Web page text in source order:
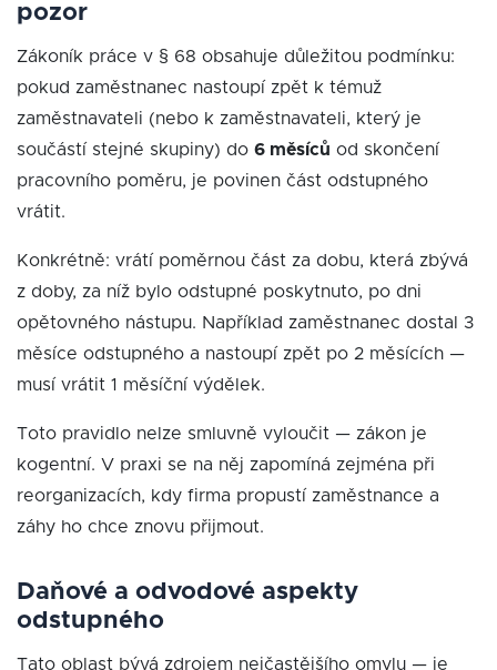
pozor
Zákoník práce v § 68 obsahuje důležitou podmínku:
pokud zaměstnanec nastoupí zpět k témuž
zaměstnavateli (nebo k zaměstnavateli, který je
součástí stejné skupiny) do 6 měsíců od skončení
pracovního poměru, je povinen část odstupného
vrátit.
Konkrétně: vrátí poměrnou část za dobu, která zbývá
z doby, za níž bylo odstupné poskytnuto, po dni
opětovného nástupu. Například zaměstnanec dostal 3
měsíce odstupného a nastoupí zpět po 2 měsících —
musí vrátit 1 měsíční výdělek.
Toto pravidlo nelze smluvně vyloučit — zákon je
kogentní. V praxi se na něj zapomíná zejména při
reorganizacích, kdy firma propustí zaměstnance a
záhy ho chce znovu přijmout.
Daňové a odvodové aspekty
odstupného
Tato oblast bývá zdrojem nejčastějšího omylu — je